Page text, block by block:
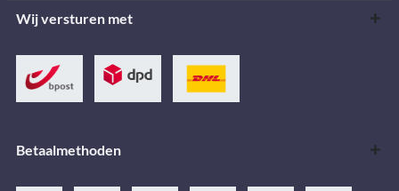
Wij versturen met
Betaalmethoden